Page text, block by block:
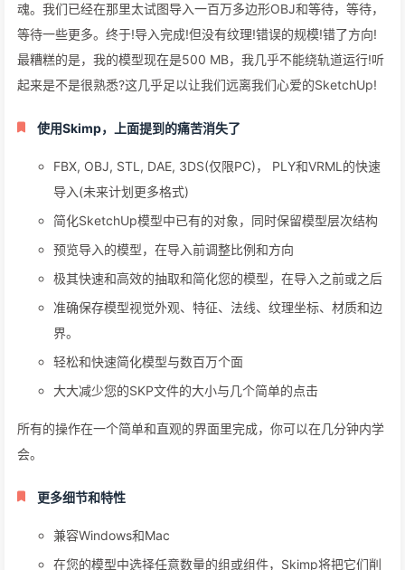
魂。我们已经在那里太试图导入一百万多边形OBJ和等待，等待，
等待一些更多。终于!导入完成!但没有纹理!错误的规模!错了方向!
最糟糕的是，我的模型现在是500 MB，我几乎不能绕轨道运行!听
起来是不是很熟悉?这几乎足以让我们远离我们心爱的SketchUp!
使用Skimp，上面提到的痛苦消失了
FBX, OBJ, STL, DAE, 3DS(仅限PC)， PLY和VRML的快速
导入(未来计划更多格式)
简化SketchUp模型中已有的对象，同时保留模型层次结构
预览导入的模型，在导入前调整比例和方向
极其快速和高效的抽取和简化您的模型，在导入之前或之后
准确保存模型视觉外观、特征、法线、纹理坐标、材质和边
界。
轻松和快速简化模型与数百万个面
大大减少您的SKP文件的大小与几个简单的点击
所有的操作在一个简单和直观的界面里完成，你可以在几分钟内学
会。
更多细节和特性
兼容Windows和Mac
在您的模型中选择任意数量的组或组件，Skimp将把它们削